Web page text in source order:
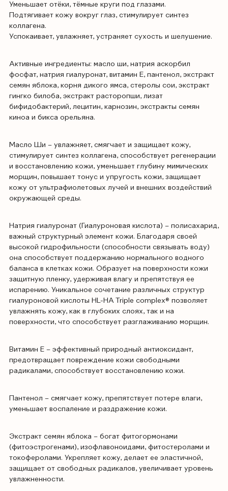
Уменьшает отёки, тёмные круги под глазами.
Подтягивает кожу вокруг глаз, стимулирует синтез
коллагена.
Успокаивает, увлажняет, устраняет сухость и шелушение.
Активные ингредиенты: масло ши, натрия аскорбил
фосфат, натрия гиалуронат, витамин Е, пантенол, экстракт
семян яблока, корня дикого ямса, стеролы сои, экстракт
гингко билоба, экстракт расторопши, лизат
бифидобактерий, лецитин, карнозин, экстракты семян
киноа и бикса орельяна.
Масло Ши – увлажняет, смягчает и защищает кожу,
стимулирует синтез коллагена, способствует регенерации
и восстановлению кожи, уменьшает глубину мимических
морщин, повышает тонус и упругость кожи, защищает
кожу от ультрафиолетовых лучей и внешних воздействий
окружающей среды.
Натрия гиалуронат (Гиалуроновая кислота) – полисахарид,
важный структурный элемент кожи. Благодаря своей
высокой гидрофильности (способности связывать воду)
она способствует поддержанию нормального водного
баланса в клетках кожи. Образует на поверхности кожи
защитную пленку, удерживая влагу и препятствуя ее
испарению. Уникальное сочетание различных структур
гиалуроновой кислоты HL-HA Triple complex® позволяет
увлажнять кожу, как в глубоких слоях, так и на
поверхности, что способствует разглаживанию морщин.
Витамин Е – эффективный природный антиоксидант,
предотвращает повреждение кожи свободными
радикалами, способствует восстановлению кожи.
Пантенол – смягчает кожу, препятствует потере влаги,
уменьшает воспаление и раздражение кожи.
Экстракт семян яблока – богат фитогормонами
(фитоэстрогенами), изофлавоноидами, фитостеролами и
токоферолами. Укрепляет кожу, делает ее эластичной,
защищает от свободных радикалов, увеличивает уровень
увлажненности.